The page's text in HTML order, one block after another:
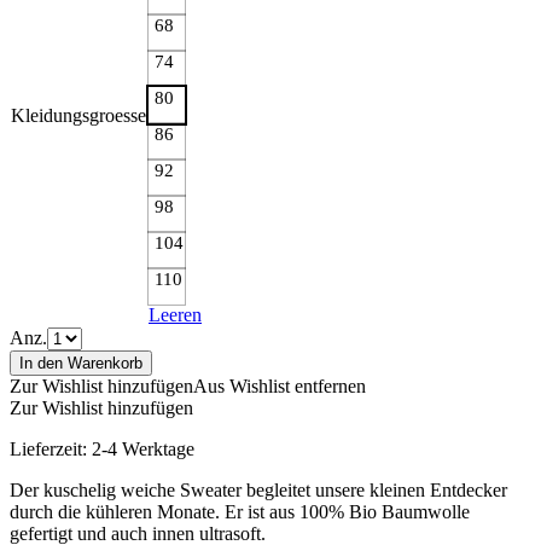
Kleidungsgroesse
68
74
80
86
92
98
104
110
Leeren
Anz.
In den Warenkorb
Zur Wishlist hinzufügenAus Wishlist entfernen
Zur Wishlist hinzufügen
Lieferzeit: 2-4 Werktage
Der kuschelig weiche Sweater begleitet unsere kleinen Entdecker
durch die kühleren Monate. Er ist aus 100% Bio Baumwolle
gefertigt und auch innen ultrasoft.